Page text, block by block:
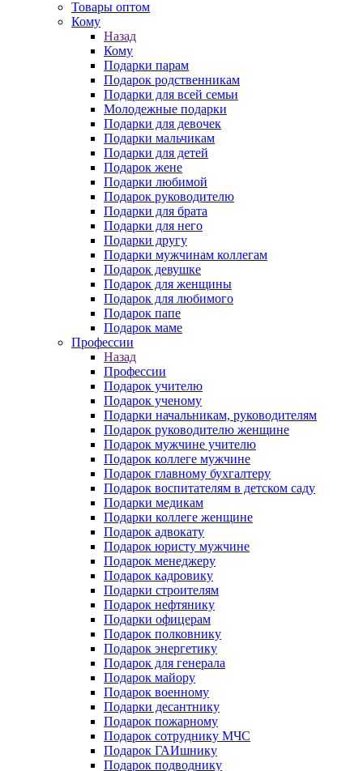
Товары оптом
Кому
Назад
Кому
Подарки парам
Подарок родственникам
Подарки для всей семьи
Молодежные подарки
Подарки для девочек
Подарки мальчикам
Подарки для детей
Подарок жене
Подарки любимой
Подарок руководителю
Подарки для брата
Подарки для него
Подарки другу
Подарки мужчинам коллегам
Подарок девушке
Подарок для женщины
Подарок для любимого
Подарок папе
Подарок маме
Профессии
Назад
Профессии
Подарок учителю
Подарок ученому
Подарки начальникам, руководителям
Подарок руководителю женщине
Подарок мужчине учителю
Подарок коллеге мужчине
Подарок главному бухгалтеру
Подарок воспитателям в детском саду
Подарки медикам
Подарки коллеге женщине
Подарок адвокату
Подарок юристу мужчине
Подарок менеджеру
Подарок кадровику
Подарки строителям
Подарок нефтянику
Подарки офицерам
Подарок полковнику
Подарок энергетику
Подарок для генерала
Подарок майору
Подарок военному
Подарки десантнику
Подарок пожарному
Подарок сотруднику МЧС
Подарок ГАИшнику
Подарок подводнику